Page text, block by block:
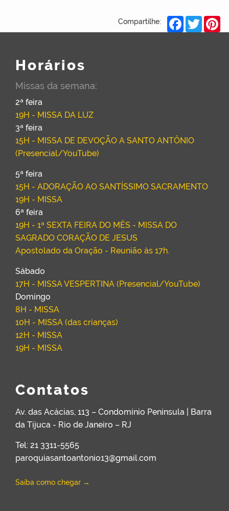
Compartilhe: Facebook
Twitter
Horários
Missas da semana:
2ª feira
19H - MISSA DA LUZ
3ª feira
15H - MISSA DE DEVOÇÃO A SANTO ANTÔNIO
(Presencial/YouTube)
5ª feira
15H - ADORAÇÃO AO SANTÍSSIMO SACRAMENTO
19H - MISSA
6ª feira
19H - 1ª SEXTA FEIRA DO MÊS - MISSA DO
SAGRADO CORAÇÃO DE JESUS
Apostolado da Oração - Reunião às 17h.
Sábado
17H - MISSA VESPERTINA (Presencial/YouTube)
Domingo
8H - MISSA
10H - MISSA (das crianças)
12H - MISSA
19H - MISSA
Contatos
Av. das Acácias, 113 – Condomínio Península | Barra
da Tijuca - Rio de Janeiro – RJ
Tel: 21 3311-5565
paroquiasantoantonio13@gmail.com
Saiba como chegar →